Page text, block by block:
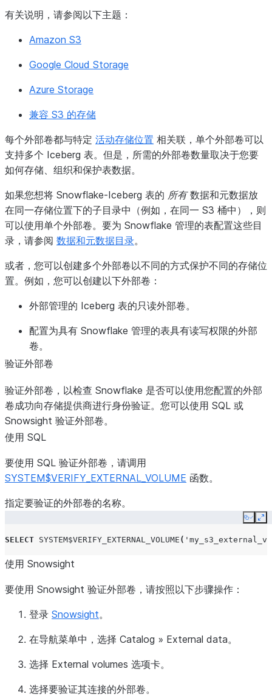
有关说明，请参阅以下主题：
Amazon S3
Google Cloud Storage
Azure Storage
兼容 S3 的存储
每个外部卷都与特定 活动存储位置 相关联，单个外部卷可以
支持多个 Iceberg 表。但是，所需的外部卷数量取决于您要
如何存储、组织和保护表数据。
如果您想将 Snowflake-Iceberg 表的 所有数据和元数据放
在同一存储位置下的子目录中（例如，在同一 S3 桶中），则
可以使用单个外部卷。要为 Snowflake 管理的表配置这些目
录，请参阅 数据和元数据目录。
或者，您可以创建多个外部卷以不同的方式保护不同的存储位
置。例如，您可以创建以下外部卷：
外部管理的 Iceberg 表的只读外部卷。
配置为具有 Snowflake 管理的表具有读写权限的外部
卷。
验证外部卷
验证外部卷，以检查 Snowflake 是否可以使用您配置的外部
卷成功向存储提供商进行身份验证。您可以使用 SQL 或
Snowsight 验证外部卷。
使用 SQL
要使用 SQL 验证外部卷，请调用
SYSTEM$VERIFY_EXTERNAL_VOLUME 函数。
指定要验证的外部卷的名称。
Copy
SELECT SYSTEM$VERIFY_EXTERNAL_VOLUME (
使用 Snowsight
要使用 Snowsight 验证外部卷，请按照以下步骤操作：
登录 Snowsight。
在导航菜单中，选择 Catalog » External data。
选择 External volumes 选项卡。
选择要验证其连接的外部卷。